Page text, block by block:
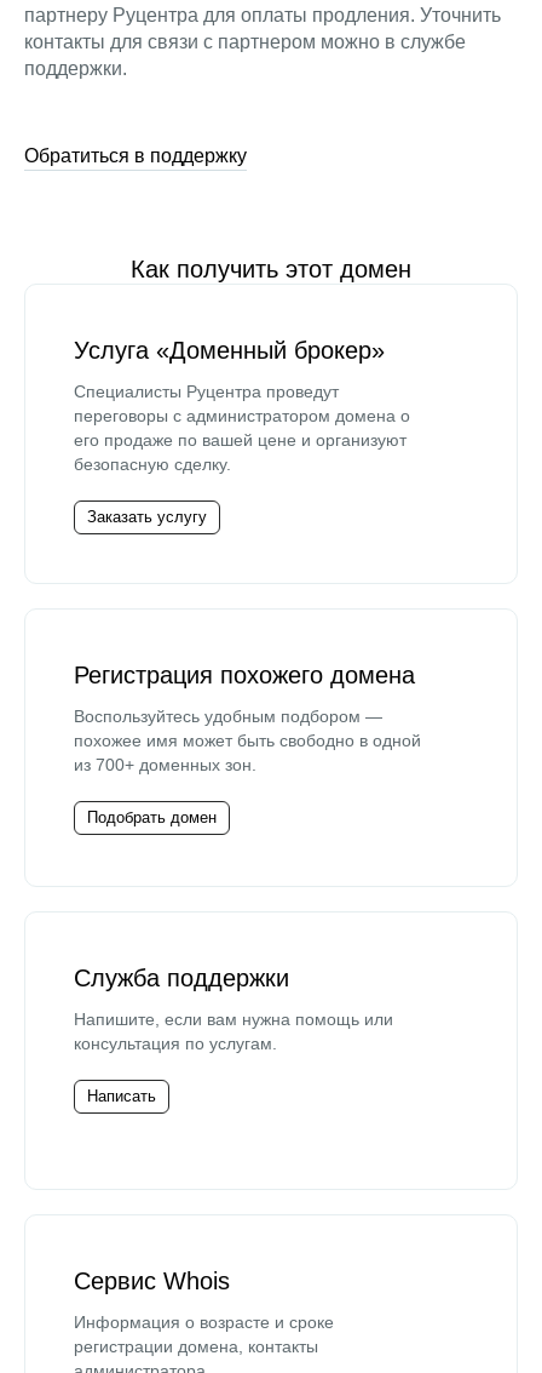
партнеру Руцентра для оплаты продления. Уточнить
контакты для связи с партнером можно в службе
поддержки.
Обратиться в поддержку
Как получить этот домен
Услуга «Доменный брокер»
Специалисты Руцентра проведут
переговоры с администратором домена о
его продаже по вашей цене и организуют
безопасную сделку.
Заказать услугу
Регистрация похожего домена
Воспользуйтесь удобным подбором —
похожее имя может быть свободно в одной
из 700+ доменных зон.
Подобрать домен
Служба поддержки
Напишите, если вам нужна помощь или
консультация по услугам.
Написать
Сервис Whois
Информация о возрасте и сроке
регистрации домена, контакты